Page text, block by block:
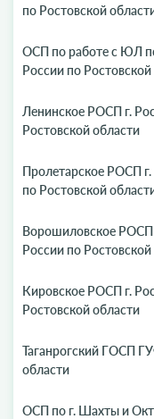
по Ростовской
ОСП по работе с ЮЛ
России по
Ленинское РОСП г.
Ростовской области
Пролетарское РОСП
по Ростовской
Ворошиловское
России по
Кировское РОСП г.
Ростовской области
Таганрогский ГОСП
области
ОСП по г. Шахты и